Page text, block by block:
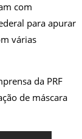
com
para apurar
várias
da PRF
de máscara